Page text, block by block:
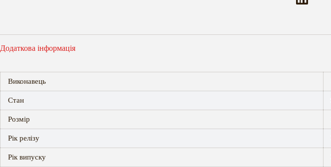
Додаткова інформація
Виконавець
Стан
Розмір
Рік релізу
Рік випуску